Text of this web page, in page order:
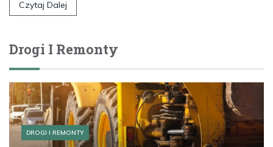
Czytaj Dalej
Drogi I Remonty
DROGI I REMONTY